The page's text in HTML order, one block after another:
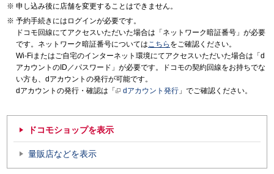
申し込み後に店舗を変更することはできません。
予約手続きにはログインが必要です。
ドコモ回線にてアクセスいただいた場合は「ネットワーク暗証番号」が必要
です。ネットワーク暗証番号についてはこちら をご確認ください。
Wi-Fiまたはご自宅のインターネット環境にてアクセスいただいた場合は「d
アカウントのID／パスワード」が必要です。ドコモの契約回線をお持ちでな
い方も、dアカウントの発行が可能です。
dアカウントの発行・確認は「
dアカウント発行 」でご確認ください。
ドコモショップを表示
量販店などを表示